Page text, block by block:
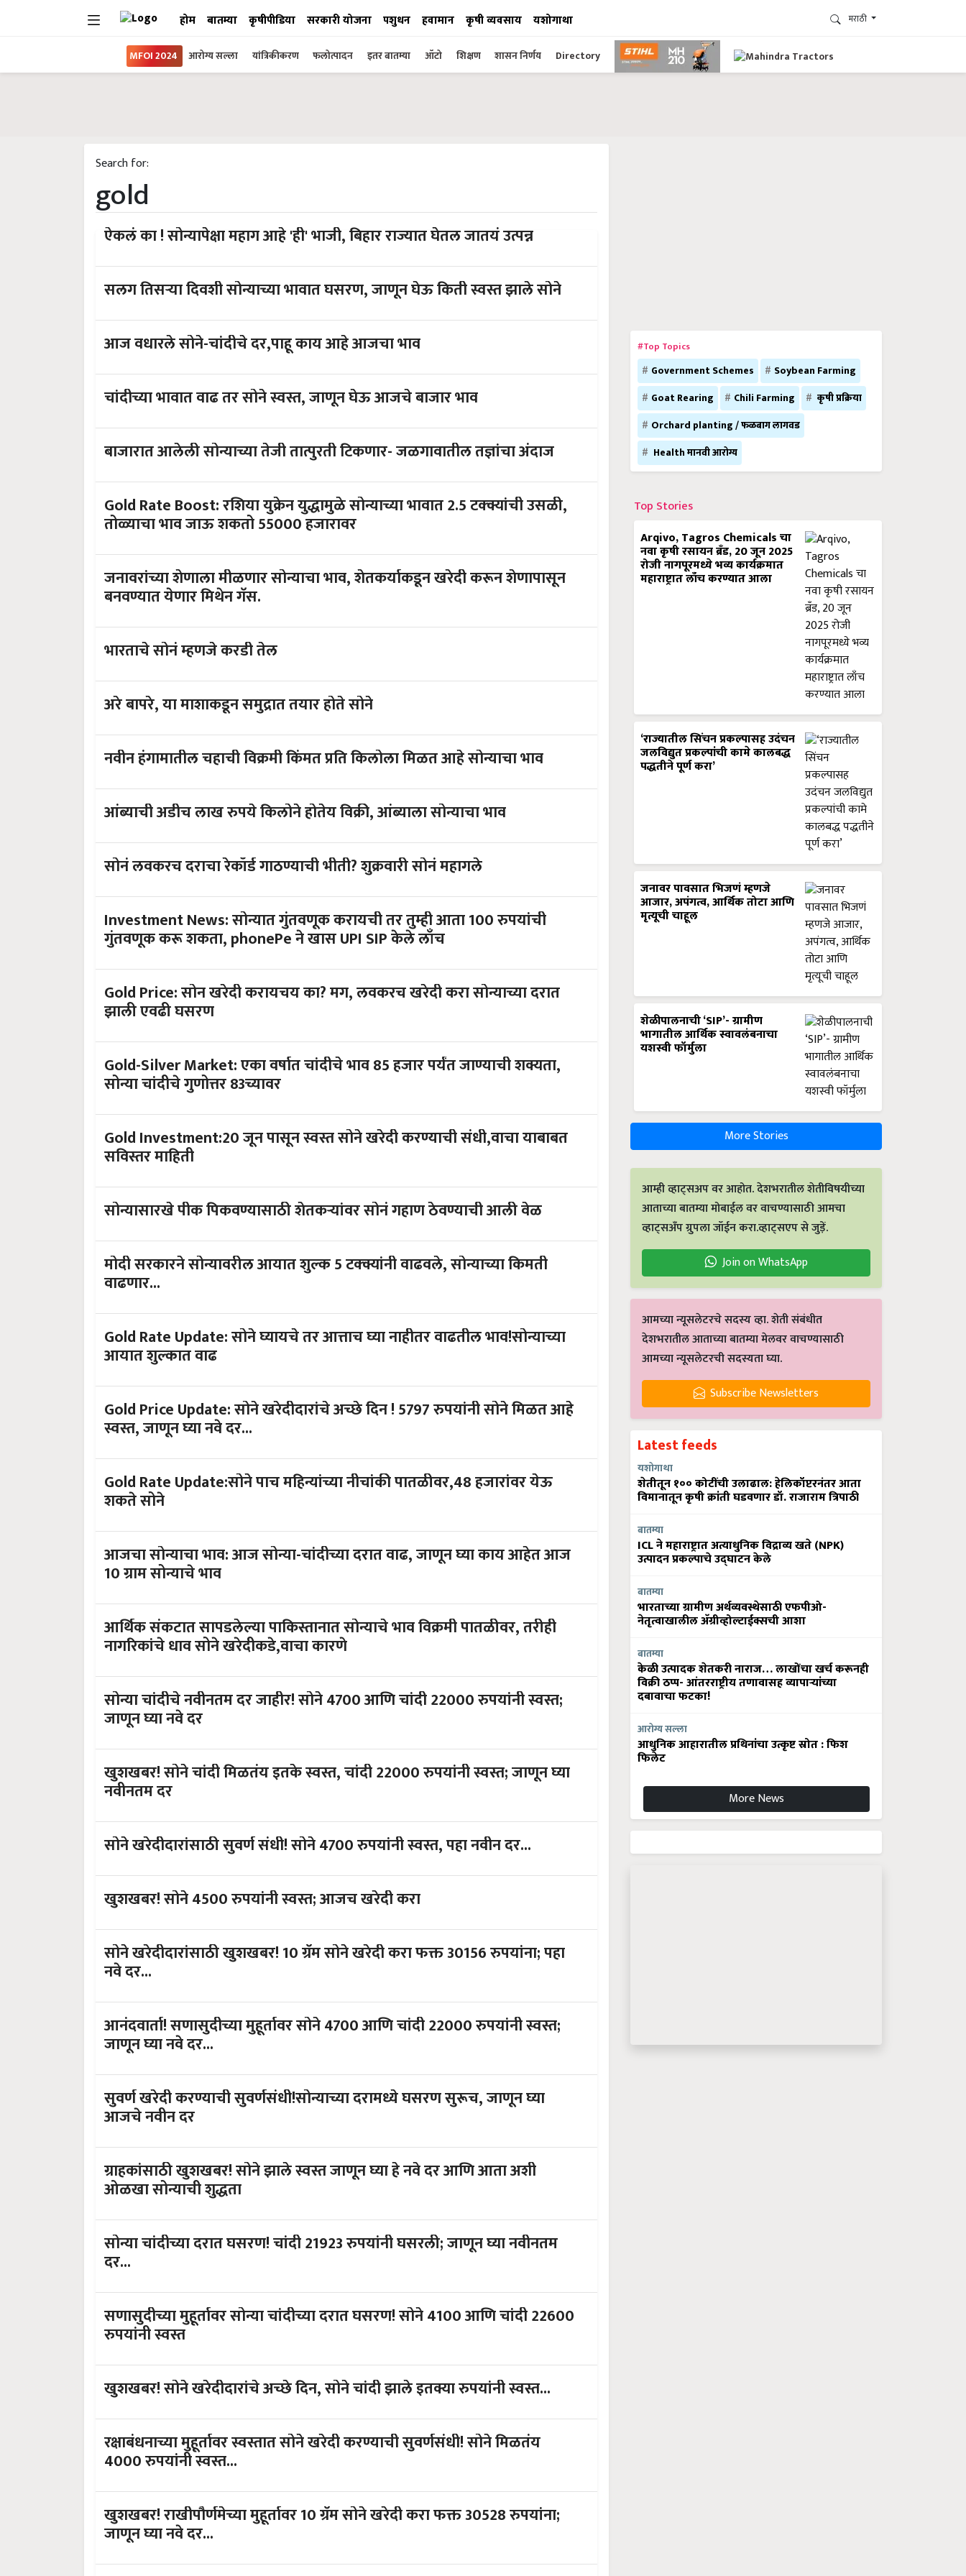
होम बातम्या कृषीपीडिया सरकारी योजना पशुधन हवामान कृषी व्यवसाय यशोगाथा मराठी
MFOI 2024 आरोग्य सल्ला यांत्रिकीकरण फलोत्पादन इतर बातम्या ऑटो शिक्षण शासन निर्णय Directory
Search for:
gold
ऐकलं का ! सोन्यापेक्षा महाग आहे 'ही' भाजी, बिहार राज्यात घेतल जातयं उत्पन्न
सलग तिसऱ्या दिवशी सोन्याच्या भावात घसरण, जाणून घेऊ किती स्वस्त झाले सोने
आज वधारले सोने-चांदीचे दर,पाहू काय आहे आजचा भाव
चांदीच्या भावात वाढ तर सोने स्वस्त, जाणून घेऊ आजचे बाजार भाव
बाजारात आलेली सोन्याच्या तेजी तात्पुरती टिकणार- जळगावातील तज्ञांचा अंदाज
Gold Rate Boost: रशिया युक्रेन युद्धामुळे सोन्याच्या भावात 2.5 टक्क्यांची उसळी,
तोळ्याचा भाव जाऊ शकतो 55000 हजारावर
जनावरांच्या शेणाला मीळणार सोन्याचा भाव, शेतकर्याकडून खरेदी करून शेणापासून
बनवण्यात येणार मिथेन गॅस.
भारताचे सोनं म्हणजे करडी तेल
अरे बापरे, या माशाकडून समुद्रात तयार होते सोने
नवीन हंगामातील चहाची विक्रमी किंमत प्रति किलोला मिळत आहे सोन्याचा भाव
आंब्याची अडीच लाख रुपये किलोने होतेय विक्री, आंब्याला सोन्याचा भाव
सोनं लवकरच दराचा रेकॉर्ड गाठण्याची भीती? शुक्रवारी सोनं महागले
Investment News: सोन्यात गुंतवणूक करायची तर तुम्ही आता 100 रुपयांची
गुंतवणूक करू शकता, phonePe ने खास UPI SIP केले लाँच
Gold Price: सोन खरेदी करायचय का? मग, लवकरच खरेदी करा सोन्याच्या दरात
झाली एवढी घसरण
Gold-Silver Market: एका वर्षात चांदीचे भाव 85 हजार पर्यंत जाण्याची शक्यता,
सोन्या चांदीचे गुणोत्तर 83च्यावर
Gold Investment:20 जून पासून स्वस्त सोने खरेदी करण्याची संधी,वाचा याबाबत
सविस्तर माहिती
सोन्यासारखे पीक पिकवण्यासाठी शेतकऱ्यांवर सोनं गहाण ठेवण्याची आली वेळ
मोदी सरकारने सोन्यावरील आयात शुल्क 5 टक्क्यांनी वाढवले, सोन्याच्या किमती
वाढणार...
Gold Rate Update: सोने घ्यायचे तर आत्ताच घ्या नाहीतर वाढतील भाव!सोन्याच्या
आयात शुल्कात वाढ
Gold Price Update: सोने खरेदीदारांचे अच्छे दिन ! 5797 रुपयांनी सोने मिळत आहे
स्वस्त, जाणून घ्या नवे दर...
Gold Rate Update:सोने पाच महिन्यांच्या नीचांकी पातळीवर,48 हजारांवर येऊ
शकते सोने
आजचा सोन्याचा भाव: आज सोन्या-चांदीच्या दरात वाढ, जाणून घ्या काय आहेत आज
10 ग्राम सोन्याचे भाव
आर्थिक संकटात सापडलेल्या पाकिस्तानात सोन्याचे भाव विक्रमी पातळीवर, तरीही
नागरिकांचे धाव सोने खरेदीकडे,वाचा कारणे
सोन्या चांदीचे नवीनतम दर जाहीर! सोने 4700 आणि चांदी 22000 रुपयांनी स्वस्त;
जाणून घ्या नवे दर
खुशखबर! सोने चांदी मिळतंय इतके स्वस्त, चांदी 22000 रुपयांनी स्वस्त; जाणून घ्या
नवीनतम दर
सोने खरेदीदारांसाठी सुवर्ण संधी! सोने 4700 रुपयांनी स्वस्त, पहा नवीन दर...
खुशखबर! सोने 4500 रुपयांनी स्वस्त; आजच खरेदी करा
सोने खरेदीदारांसाठी खुशखबर! 10 ग्रॅम सोने खरेदी करा फक्त 30156 रुपयांना; पहा
नवे दर...
आनंदवार्ता! सणासुदीच्या मुहूर्तावर सोने 4700 आणि चांदी 22000 रुपयांनी स्वस्त;
जाणून घ्या नवे दर...
सुवर्ण खरेदी करण्याची सुवर्णसंधी!सोन्याच्या दरामध्ये घसरण सुरूच, जाणून घ्या
आजचे नवीन दर
ग्राहकांसाठी खुशखबर! सोने झाले स्वस्त जाणून घ्या हे नवे दर आणि आता अशी
ओळखा सोन्याची शुद्धता
सोन्या चांदीच्या दरात घसरण! चांदी 21923 रुपयांनी घसरली; जाणून घ्या नवीनतम
दर...
सणासुदीच्या मुहूर्तावर सोन्या चांदीच्या दरात घसरण! सोने 4100 आणि चांदी 22600
रुपयांनी स्वस्त
खुशखबर! सोने खरेदीदारांचे अच्छे दिन, सोने चांदी झाले इतक्या रुपयांनी स्वस्त...
रक्षाबंधनाच्या मुहूर्तावर स्वस्तात सोने खरेदी करण्याची सुवर्णसंधी! सोने मिळतंय
4000 रुपयांनी स्वस्त...
खुशखबर! राखीपौर्णमेच्या मुहूर्तावर 10 ग्रॅम सोने खरेदी करा फक्त 30528 रुपयांना;
जाणून घ्या नवे दर...
#Top Topics
Government Schemes
Soybean Farming
Goat Rearing
Chili Farming
कृषी प्रक्रिया
Orchard planting / फळबाग लागवड
Health मानवी आरोग्य
Top Stories
Arqivo, Tagros Chemicals चा
नवा कृषी रसायन ब्रँड, 20 जून 2025
रोजी नागपूरमध्ये भव्य कार्यक्रमात
महाराष्ट्रात लाँच करण्यात आला
‘राज्यातील सिंचन प्रकल्पासह उदंचन
जलविद्युत प्रकल्पांची कामे कालबद्ध
पद्धतीने पूर्ण करा’
जनावर पावसात भिजणं म्हणजे
आजार, अपंगत्व, आर्थिक तोटा आणि
मृत्यूची चाहूल
शेळीपालनाची ‘SIP’- ग्रामीण
भागातील आर्थिक स्वावलंबनाचा
यशस्वी फॉर्मुला
More Stories
आम्ही व्हाट्सअप वर आहोत. देशभरातील शेतीविषयीच्या
आताच्या बातम्या मोबाईल वर वाचण्यासाठी आमचा
व्हाट्सअँप ग्रुपला जॉईन करा.व्हाट्सएप से जुड़ें.
Join on WhatsApp
आमच्या न्यूसलेटरचे सदस्य व्हा. शेती संबंधीत
देशभरातील आताच्या बातम्या मेलवर वाचण्यासाठी
आमच्या न्यूसलेटरची सदस्यता घ्या.
Subscribe Newsletters
Latest feeds
यशोगाथा
शेतीतून १०० कोटींची उलाढाल: हेलिकॉप्टरनंतर आता
विमानातून कृषी क्रांती घडवणार डॉ. राजाराम त्रिपाठी
बातम्या
ICL ने महाराष्ट्रात अत्याधुनिक विद्राव्य खते (NPK)
उत्पादन प्रकल्पाचे उद्घाटन केले
बातम्या
भारताच्या ग्रामीण अर्थव्यवस्थेसाठी एफपीओ-
नेतृत्वाखालील अ‍ॅग्रीव्होल्टाईक्सची आशा
बातम्या
केळी उत्पादक शेतकरी नाराज… लाखोंचा खर्च करूनही
विक्री ठप्प- आंतरराष्ट्रीय तणावासह व्यापाऱ्यांच्या
दबावाचा फटका!
आरोग्य सल्ला
आधुनिक आहारातील प्रथिनांचा उत्कृष्ट स्रोत : फिश
फिलेट
More News